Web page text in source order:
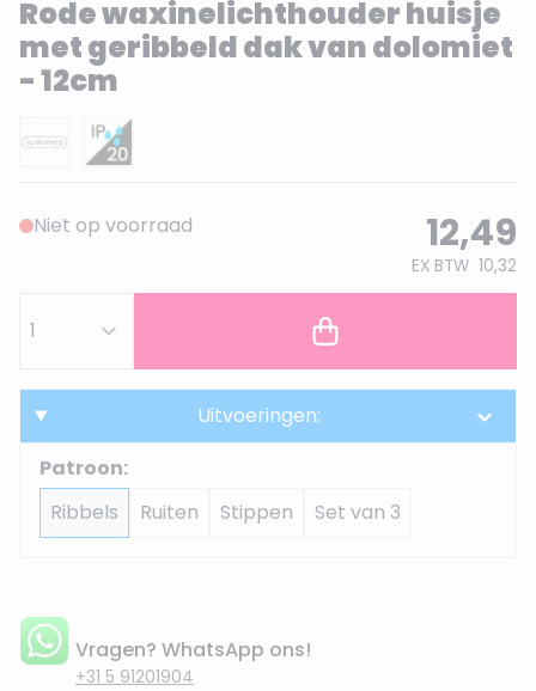
Rode waxinelichthouder huisje
met geribbeld dak van dolomiet
- 12cm
Niet op voorraad 12,49
EX BTW 10,32
Uitvoeringen:
Patroon:
Ribbels
Ruiten Stippen Set van 3
Vragen? WhatsApp ons!
+31 5 91201904